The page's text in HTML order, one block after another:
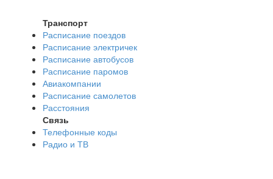
Транспорт
Расписание поездов
Расписание электричек
Расписание автобусов
Расписание паромов
Авиакомпании
Расписание самолетов
Расстояния
Связь
Телефонные коды
Радио и ТВ